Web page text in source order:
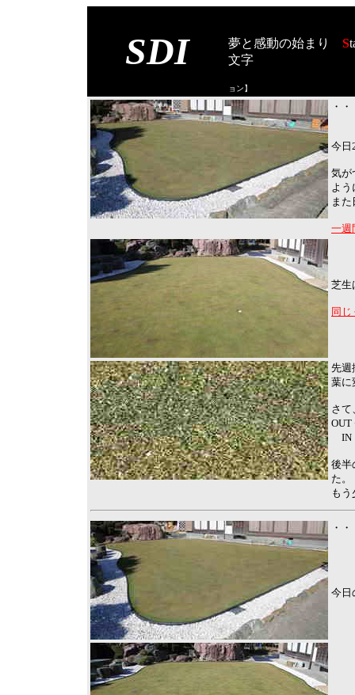
SDI 夢と感動の始まり S
文字
ョン】
・
今日
気が
よう
ま
一週
芝生
同
先週
葉に
さて
OUT
IN
後半
た。
も
・
今日